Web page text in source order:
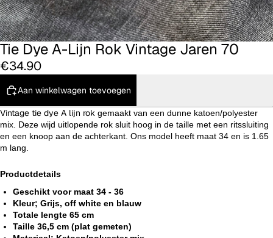
Tie Dye A-Lijn Rok Vintage Jaren 70
€34.90
Aan winkelwagen toevoegen
Vintage tie dye A lijn rok gemaakt van een dunne katoen/polyester
mix. Deze wijd uitlopende rok sluit hoog in de taille met een ritssluiting
en een knoop aan de achterkant. Ons model heeft maat 34 en is 1.65
m lang.
Productdetails
Geschikt voor maat 34 - 36
Kleur; Grijs, off white en blauw
Totale lengte 65 cm
Taille 36,5 cm (plat gemeten)